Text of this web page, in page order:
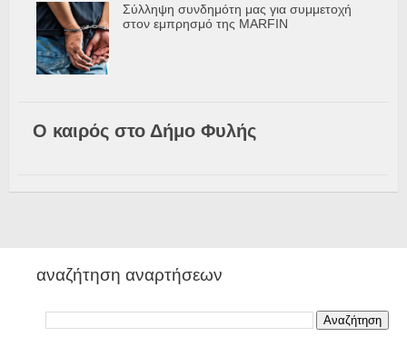
Σύλληψη συνδημότη μας για συμμετοχή
στον εμπρησμό της MARFIN
Ο καιρός στο Δήμο Φυλής
αναζήτηση αναρτήσεων